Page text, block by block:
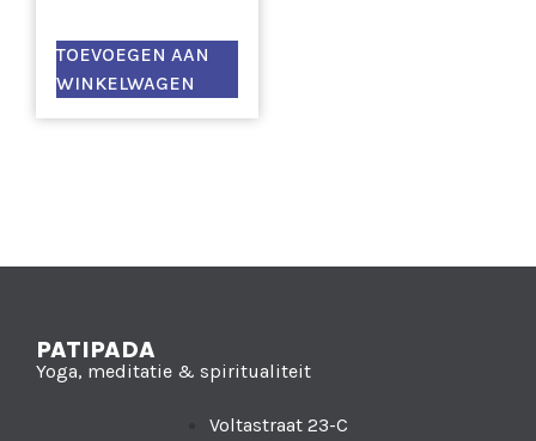
TOEVOEGEN AAN
WINKELWAGEN
PATIPADA
Yoga, meditatie & spiritualiteit
Voltastraat 23-C